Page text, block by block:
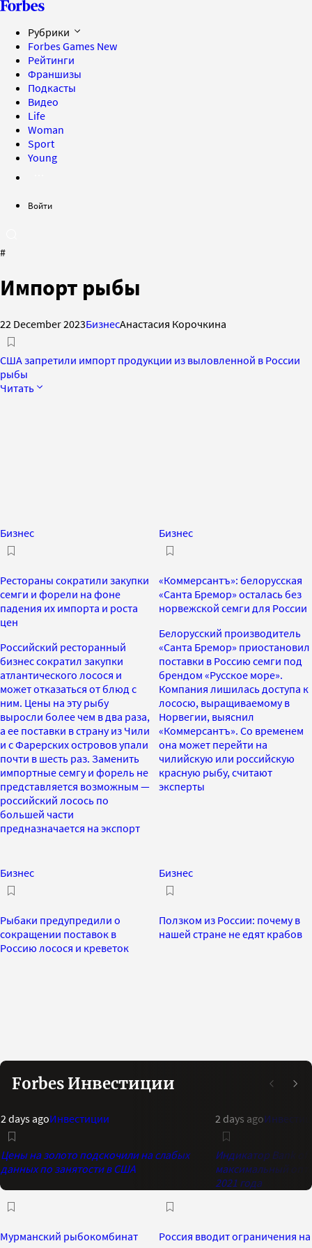
Рубрики
Forbes Games New
Рейтинги
Франшизы
Подкасты
Видео
Life
Woman
Sport
Young
Войти
#
Импорт рыбы
22 December 2023БизнесАнастасия Корочкина
США запретили импорт продукции из выловленной в России
рыбы
Читать
Бизнес
Рестораны сократили закупки
семги и форели на фоне
падения их импорта и роста
цен
Российский ресторанный
бизнес сократил закупки
атлантического лосося и
может отказаться от блюд с
ним. Цены на эту рыбу
выросли более чем в два раза,
а ее поставки в страну из Чили
и с Фарерских островов упали
почти в шесть раз. Заменить
импортные семгу и форель не
представляется возможным —
российский лосось по
большей части
предназначается на экспорт
Бизнес
«Коммерсантъ»: белорусская
«Санта Бремор» осталась без
норвежской семги для России
Белорусский производитель
«Санта Бремор» приостановил
поставки в Россию семги под
брендом «Русское море».
Компания лишилась доступа к
лососю, выращиваемому в
Норвегии, выяснил
«Коммерсантъ». Со временем
она может перейти на
чилийскую или российскую
красную рыбу, считают
эксперты
Бизнес
Рыбаки предупредили о
сокращении поставок в
Россию лосося и креветок
Бизнес
Ползком из России: почему в
нашей стране не едят крабов
Forbes Инвестиции
2 days agoИнвестиции
Цены на золото подскочили на слабых
данных по занятости в США
2 days ago
Индикатор Bank of
максимальный
2021 года
Мурманский рыбокомбинат
Россия вводит ограничения на